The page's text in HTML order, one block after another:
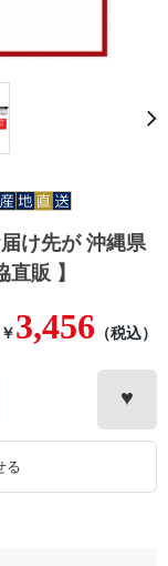
け先が 沖縄県
販 】
￥ 3,456 （税込）
る